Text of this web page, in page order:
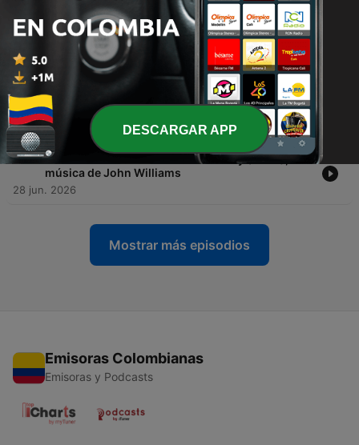
263 -
De Película T26 E14 - Masters of the Universe
(2026), música de Daniel Pemberton
12 jul. 2026
262 - De Película T26 E13 - Waterworld (1995), música
de James Newton Howard
05 jul. 2026
261 - De Película T26 E12 - Disclosure Day (2026),
música de John Williams
28 jun. 2026
Mostrar más episodios
Emisoras Colombianas
Emisoras y Podcasts
DESCARGAR APP